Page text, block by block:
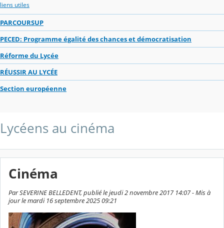
liens utiles
PARCOURSUP
PECED: Programme égalité des chances et démocratisation
Réforme du Lycée
RÉUSSIR AU LYCÉE
Section européenne
Lycéens au cinéma
Cinéma
Par SEVERINE BELLEDENT, publié le jeudi 2 novembre 2017 14:07 - Mis à
jour le mardi 16 septembre 2025 09:21